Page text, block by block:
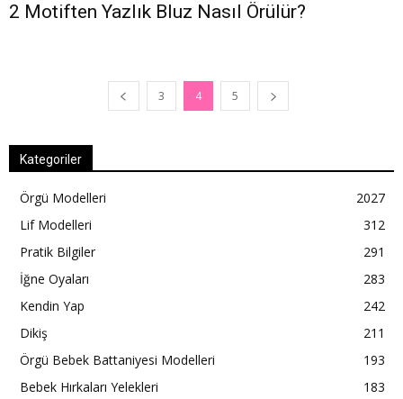
2 Motiften Yazlık Bluz Nasıl Örülür?
3 4 5
Kategoriler
Örgü Modelleri
2027
Lif Modelleri
312
Pratik Bilgiler
291
İğne Oyaları
283
Kendin Yap
242
Dikiş
211
Örgü Bebek Battaniyesi Modelleri
193
Bebek Hırkaları Yelekleri
183